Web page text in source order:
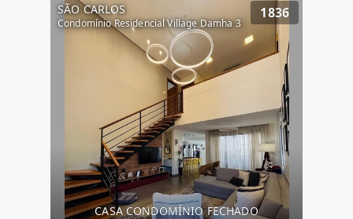
SÃO CARLOS
Condomínio Residencial Village Damha 3
1836
CASA CONDOMÍNIO FECHADO